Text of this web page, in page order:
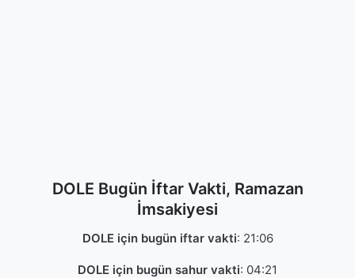
DOLE Bugün İftar Vakti, Ramazan
İmsakiyesi
DOLE için bugün iftar vakti: 21:06
DOLE için bugün sahur vakti: 04:21